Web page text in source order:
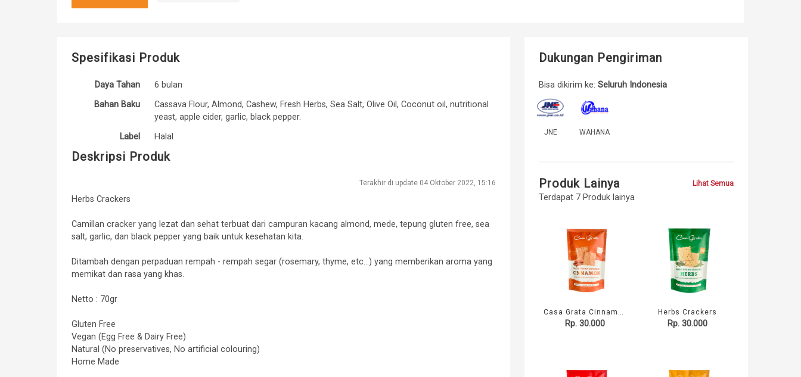
Spesifikasi Produk
Daya Tahan
6 bulan
Bahan Baku
Cassava Flour, Almond, Cashew, Fresh Herbs, Sea Salt, Olive Oil, Coconut oil, nutritional
yeast, apple cider, garlic, black pepper.
Label
Halal
Deskripsi Produk
Terakhir di update 04 Oktober 2022, 15:16
Herbs Crackers
Camillan cracker yang lezat dan sehat terbuat dari campuran kacang almond, mede, tepung gluten free, sea
salt, garlic, dan black pepper yang baik untuk kesehatan kita.
Ditambah dengan perpaduan rempah - rempah segar (rosemary, thyme, etc...) yang memberikan aroma yang
memikat dan rasa yang khas.
Netto : 70gr
Gluten Free
Vegan (Egg Free & Dairy Free)
Natural (No preservatives, No artificial colouring)
Home Made
Dukungan Pengiriman
Bisa dikirim ke:Seluruh Indonesia
JNE WAHANA
Produk Lainya
Terdapat 7 Produk lainya
Lihat Semua
Casa Grata Cinnamon Sweet Crackers - 70 gram
Rp. 30.000
Herbs Crackers
Rp. 30.000